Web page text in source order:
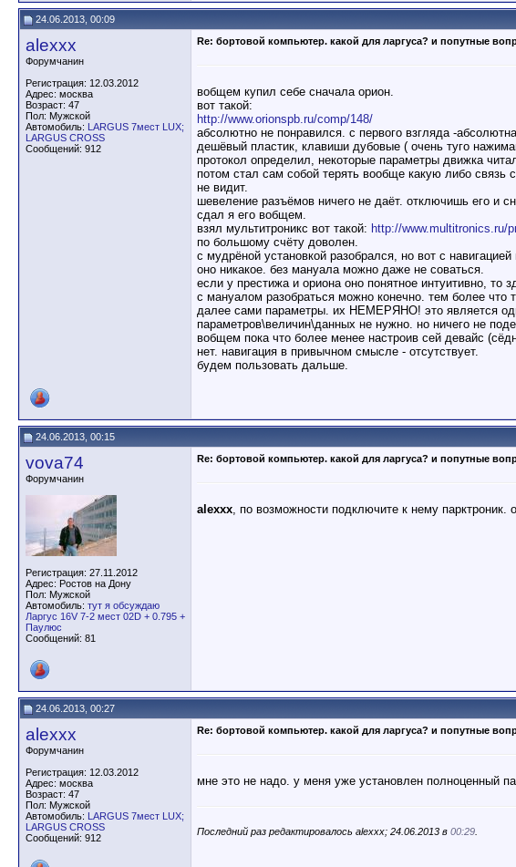
24.06.2013, 00:09
alexxx
Форумчанин
Регистрация: 12.03.2012
Адрес: москва
Возраст: 47
Пол: Мужской
Автомобиль: LARGUS 7мест LUX;
LARGUS CROSS
Сообщений: 912
Re: бортовой компьютер. какой для ларгуса? и попутные
вобщем купил себе сначала орион.
вот такой:
http://www.orionspb.ru/comp/148/
абсолютно не понравился. с первого взгляда -
дешёвый пластик, клавиши дубовые ( очень туго
протокол определил, некоторые параметры движка
потом стал сам собой терять вообще какую либо связь
не видит.
шевеление разъёмов ничего не даёт. отключишь его и
сдал я его вобщем.
взял мультитроникс вот такой: http://www.multitronics.ru/
по большому счёту доволен.
с мудрёной установкой разобрался, но вот с
оно никакое. без мануала можно даже не соваться.
если у престижа и ориона оно понятное интуитивно, то
с мануалом разобраться можно конечно. тем более что
далее сами параметры. их НЕМЕРЯНО! это является
параметров\величин\данных не нужно. но ничего не
вобщем пока что более менее настроив сей девайс
нет. навигация в привычном смысле - отсутствует.
будем пользовать дальше.
24.06.2013, 00:15
vova74
Форумчанин
Регистрация: 27.11.2012
Адрес: Ростов на Дону
Пол: Мужской
Автомобиль: тут я обсуждаю
Ларгус 16V 7-2 мест 02D + 0.795 +
Паулюс
Сообщений: 81
Re: бортовой компьютер. какой для ларгуса? и попутные
alexxx, по возможности подключите к нему парктроник.
24.06.2013, 00:27
alexxx
Форумчанин
Регистрация: 12.03.2012
Адрес: москва
Возраст: 47
Пол: Мужской
Автомобиль: LARGUS 7мест LUX;
LARGUS CROSS
Сообщений: 912
Re: бортовой компьютер. какой для ларгуса? и попутные
мне это не надо. у меня уже установлен полноценный
Последний раз редактировалось alexxx; 24.06.2013 в 00:29